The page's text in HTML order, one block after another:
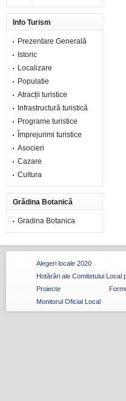
Info Turism
Prezentare Generală
Istoric
Localizare
Populatie
Atracții turistice
Infrastructură turistică
Programe turistice
Împrejurimi turistice
Asocieri
Cazare
Cultura
Grădina Botanică
Gradina Botanica
Alegeri locale 2020
Hotărâri ale Comitetului Local
Proiecte
Monitorul Oficial Local